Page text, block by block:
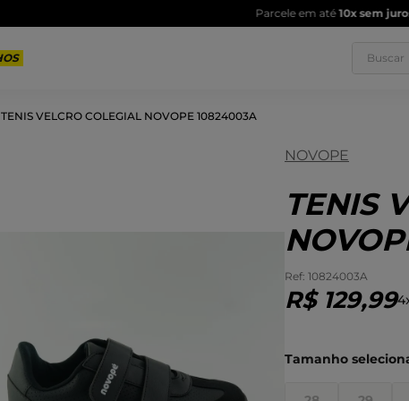
10x sem juros
TENIS VELCRO COLEGIAL NOVOPE 10824003A
NOVOPE
TENIS
: 10824003A
R$ 129,994
º
7º